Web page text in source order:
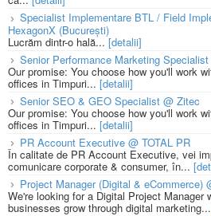
Specialist Implementare BTL / Field
HexagonX (București)
Lucrăm dintr-o hală...[detalii]
Senior Performance Marketing
Our promise: You choose how you'll work
offices in Timpuri... [detalii]
Senior SEO & GEO Specialist @ Zitec
Our promise: You choose how you'll work
offices in Timpuri... [detalii]
PR Account Executive @ TOTAL PR
În calitate de PR Account Executive, vei
comunicare corporate & consumer, în...
Project Manager (Digital & eCommerce)
We're looking for a Digital Project Manager
businesses grow through digital marketing...